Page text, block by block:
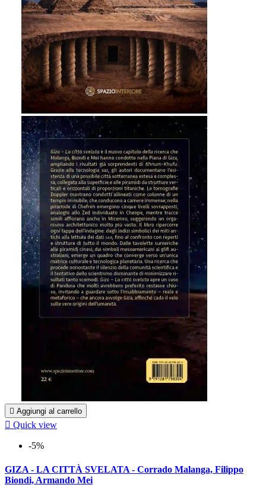
 Aggiungi al carrello
 Quick view
-5%
GIZA - LA CITTÀ SVELATA - Corrado Malanga, Filippo
Biondi, Armando Mei